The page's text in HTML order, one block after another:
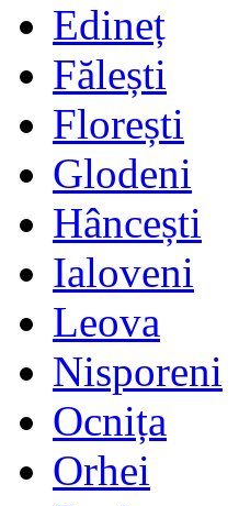
Edineț
Fălești
Florești
Glodeni
Hâncești
Ialoveni
Leova
Nisporeni
Ocnița
Orhei